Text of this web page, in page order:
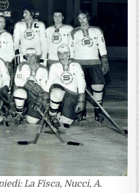
La Fisca, Nucci, A.